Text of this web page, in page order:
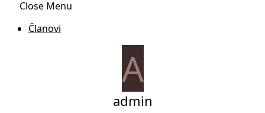
Close Menu
Članovi
A
admin